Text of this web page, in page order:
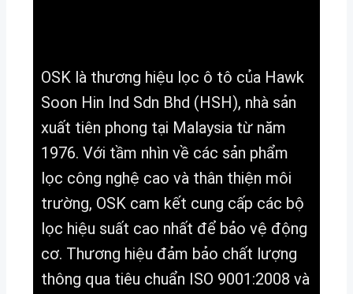
OSK là thương hiệu lọc ô tô của Hawk
Soon Hin Ind Sdn Bhd (HSH), nhà sản
xuất tiên phong tại Malaysia từ năm
1976. Với tầm nhìn về các sản phẩm
lọc công nghệ cao và thân thiện môi
trường, OSK cam kết cung cấp các bộ
lọc hiệu suất cao nhất để bảo vệ động
cơ. Thương hiệu đảm bảo chất lượng
thông qua tiêu chuẩn ISO 9001:2008 và